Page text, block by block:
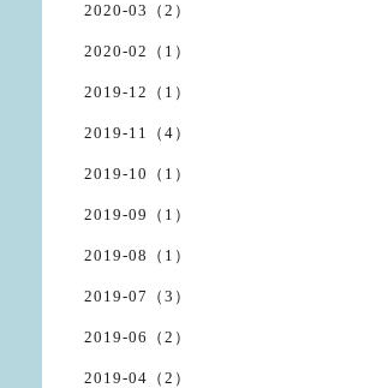
2020-03（2）
2020-02（1）
2019-12（1）
2019-11（4）
2019-10（1）
2019-09（1）
2019-08（1）
2019-07（3）
2019-06（2）
2019-04（2）